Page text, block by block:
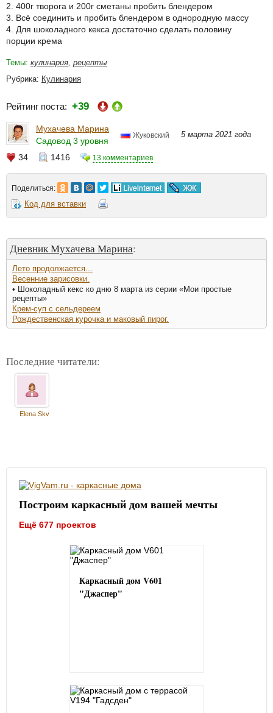
2. 400г творога и 200г сметаны пробить блендером
3. Всё соединить и пробить блендером в однородную массу
4. Для шоколадного кекса достаточно сделать половину
порции крема
Темы: кулинария рецепты
Рубрика: Кулинария
Рейтинг поста: +39
Мухачева Марина
Садовод 3 уровня
Жуковский 5 марта 2021 года
34 1416 13 комментариев
Поделиться:
Код для вставки
Дневник Мухачева Марина:
Лето продолжается...
Весенние зарисовки.
• Шоколадный кекс ко дню 8 марта из серии «Мои простые
рецепты»
Крем-суп с сельдереем
Рождественская курочка и маковый пирог.
Последние читатели:
Elena Skv
Построим каркасный дом вашей мечты
Ещё 677 проектов
Каркасный дом V601
"Джаспер"